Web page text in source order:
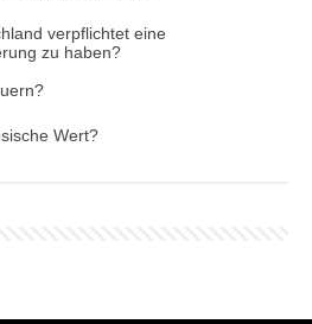
verpflichtet eine
zu haben?
Wert?